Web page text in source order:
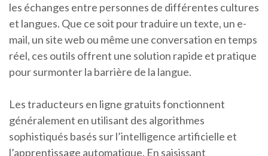
les échanges entre personnes de différentes cultures
et langues. Que ce soit pour traduire un texte, un e-
mail, un site web ou même une conversation en temps
réel, ces outils offrent une solution rapide et pratique
pour surmonter la barrière de la langue.
Les traducteurs en ligne gratuits fonctionnent
généralement en utilisant des algorithmes
sophistiqués basés sur l’intelligence artificielle et
l’apprentissage automatique. En saisissant